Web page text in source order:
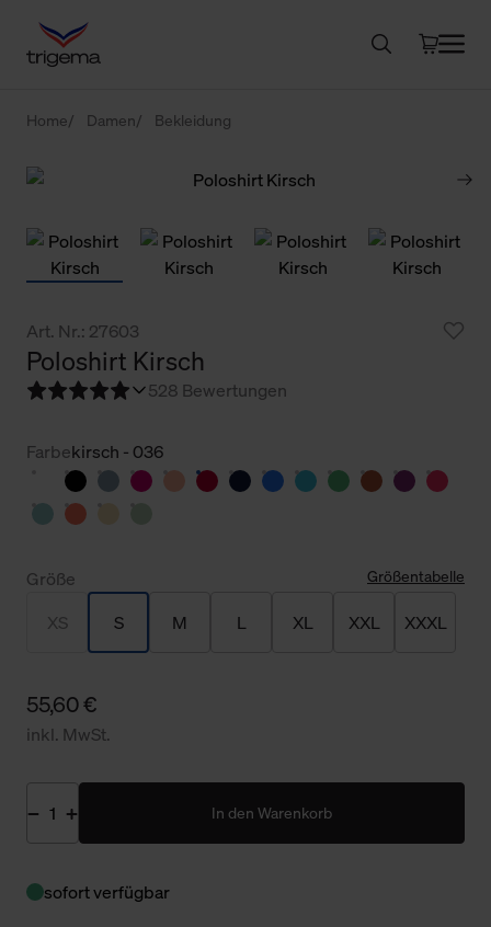
Home Damen Bekleidung
Art. Nr.: 27603
Poloshirt Kirsch
528 Bewertungen
Farbekirsch - 036
Größe Größentabelle
XS S M L XL XXL XXXL
55,60 €
inkl. MwSt.
In den Warenkorb
sofort verfügbar